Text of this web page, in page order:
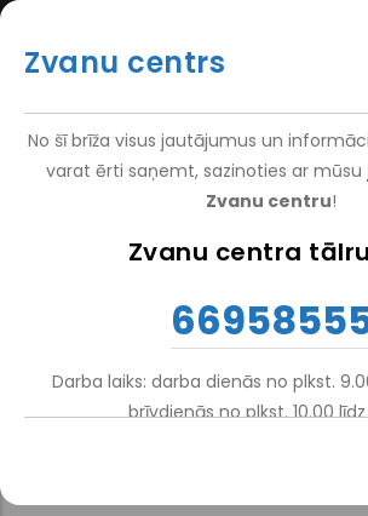
Перейти
основному
MENU
VAKANCES
DARBINIEKIEM
Прейскурант платных
амбулаторных
услуг
Zvanu centrs
No šī brīža visus jautājumus un
varat ērti saņemt, sazinoties ar mūsu
Zvanu centru!
Zvanu centra
Darba laiks: darba dienās no plkst.
brīvdienās no plkst. 10.00 līdz